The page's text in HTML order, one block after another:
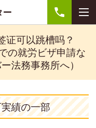
ー
证可以跳槽吗？
の就労ビザ申請な
法務事務所へ）
績の一部